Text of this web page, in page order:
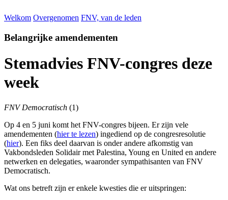
Welkom Overgenomen FNV, van de leden
Belangrijke amendementen
Stemadvies FNV-congres deze
week
FNV Democratisch (1)
Op 4 en 5 juni komt het FNV-congres bijeen. Er zijn vele
amendementen (hier te lezen) ingediend op de congresresolutie
(hier). Een fiks deel daarvan is onder andere afkomstig van
Vakbondsleden Solidair met Palestina, Young en United en andere
netwerken en delegaties, waaronder sympathisanten van FNV
Democratisch.
Wat ons betreft zijn er enkele kwesties die er uitspringen: